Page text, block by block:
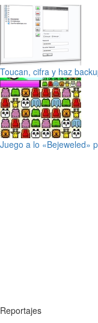
Toucan, cifra y haz
Juego a lo «Bejeweled»
Reportajes